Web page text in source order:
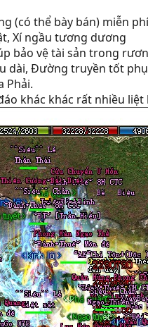
(có thể bày bán) miễn phí
Xí ngầu tương dương
bảo vệ tài sản trong
dài, Đường truyền tốt
Phải.
khác khác rất nhiều